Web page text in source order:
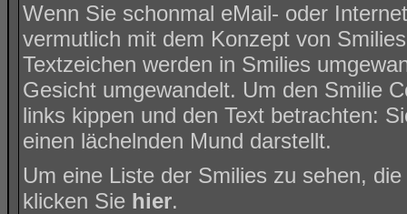
Wenn Sie schonmal eMail- oder
vermutlich mit dem Konzept von
Textzeichen werden in Smilies
Gesicht umgewandelt. Um den Smilie
links kippen und den Text betrachten:
einen lächelnden Mund darstellt.
Um eine Liste der Smilies zu sehen,
klicken Sie hier.